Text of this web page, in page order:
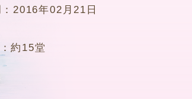
：2016年02月21日
：約15堂